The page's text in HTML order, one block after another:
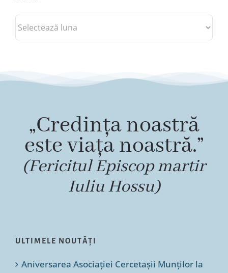
Arhive
„Credința noastră
este viața noastră.”
(Fericitul Episcop martir
Iuliu Hossu)
ULTIMELE NOUTĂȚI
Aniversarea Asociației Cercetașii Munților la